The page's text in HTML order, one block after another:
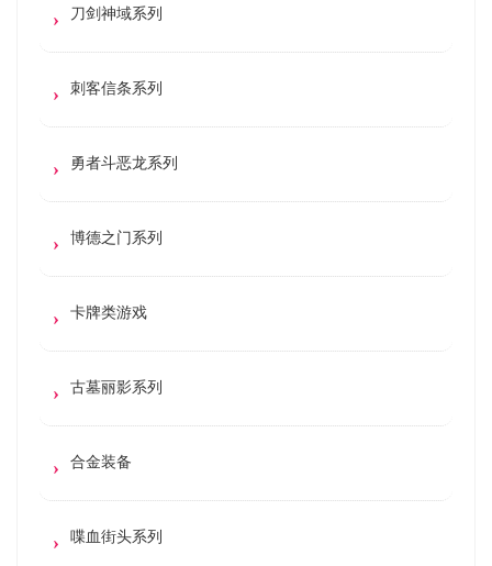
刀剑神域系列
刺客信条系列
勇者斗恶龙系列
博德之门系列
卡牌类游戏
古墓丽影系列
合金装备
喋血街头系列